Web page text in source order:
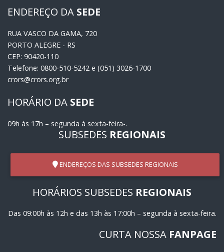
ENDEREÇO DA SEDE
RUA VASCO DA GAMA, 720
PORTO ALEGRE - RS
CEP: 90420-110
Telefone: 0800-510-5242 e (051) 3026-1700
crors@crors.org.br
HORÁRIO DA SEDE
09h às 17h – segunda à sexta-feira-.
SUBSEDES REGIONAIS
ENDEREÇOS DAS SUBSEDES REGIONAIS
HORÁRIOS SUBSEDES REGIONAIS
Das 09:00h às 12h e das 13h às 17:00h – segunda à sexta-feira.
CURTA NOSSA FANPAGE